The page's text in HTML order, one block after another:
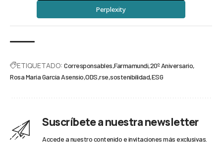
Perplexity
ETIQUETADO: Corresponsables Farmamundi 20º Aniversario
Rosa María García Asensio ODS rse sostenibilidad ESG
Suscríbete a nuestra newsletter
Accede a nuestro contenido e invitaciones más exclusivas.